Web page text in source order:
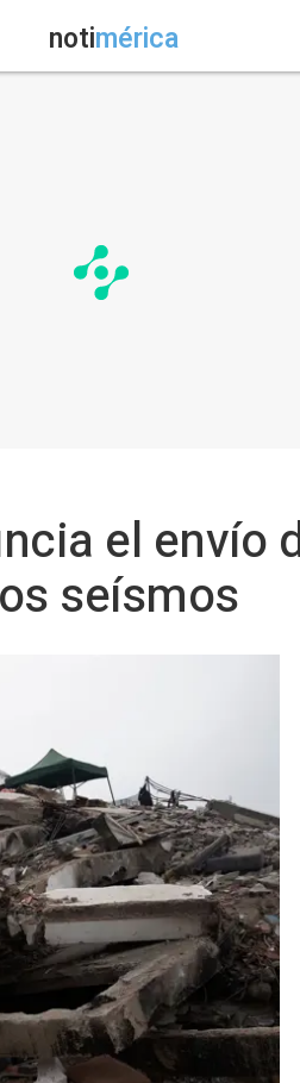
notimérica
el envío
seísmos